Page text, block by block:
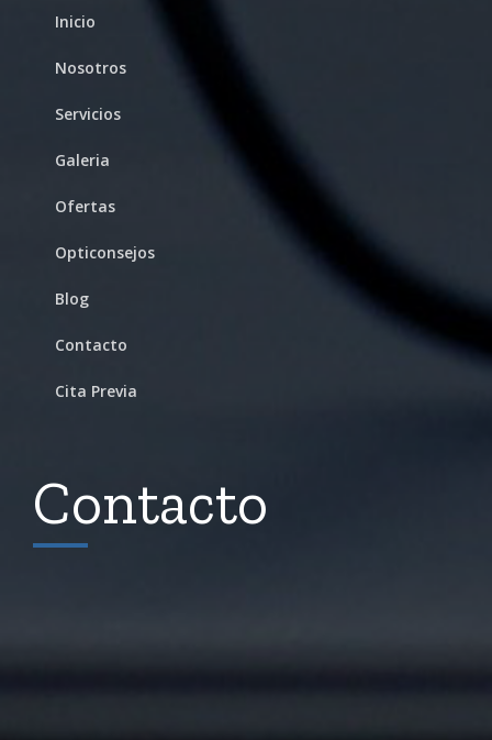
Inicio
Nosotros
Servicios
Galeria
Ofertas
Opticonsejos
Blog
Contacto
Cita Previa
Contacto